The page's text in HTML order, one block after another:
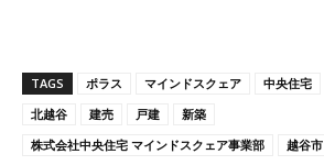
TAGS ポラス マインドスクェア 中央住宅
北越谷
建売 戸建
新築
株式会社中央住宅 マインドスクェア事業部
越谷市